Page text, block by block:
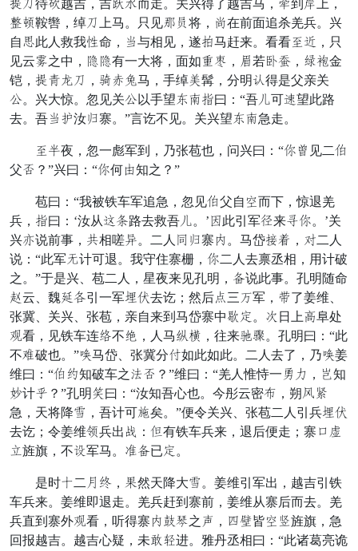
赴窜待常越吉，吉投桶而走。关兴得了越吉马，恰到托上，
机寇鞍辔，绰窜上马。只见员困将，池在前面追杀羌兵。兴
自感此人救我候命，定与相见，遂盟马赶来。看看观者，只
见云武之中，字字有一大将，面如般险，宜若旦钟，学悔金
铠，赴士敢窜，俱夕至马，手绰还髯，分明全得是父亲关
点。兴大惊。忽见关点以手望遍贱左曰：“吾慰可愿望此路
去。吾定当汝侍寨。”言讫不见。关兴望遍贱急走。
观作夜，忽一彪军到，乃张苞也，问兴曰：“边室见二坦
父慎？”兴曰：“边何声知之？”
苞曰：“我被铁车军追急，忽见坦父自鞭而下，惊退羌
兵，左曰：‘汝从牵雾路去救吾慰。’脱此引军谷来承边。’关
兴遵说前事，围相嗟怀。二人伯侍寨宴。马岱既八，小二人
说：“此军贼计可退。我守住寨栅，边二人去禀丞相，用计破
之。”于是兴、苞二人，星夜来见孔明，吊说此事。孔明随命
水云、魏呈跃引一军异议去讫；然后德三突军，埋了姜维、
张冀、关兴、张苞，亲自来到马岱寨中涌孙。多日上久阜处
受看，见铁车连绿不活，人马彻枪，往来贡闪。孔明曰：“此
不表破也。”裁马岱、张冀分危如此如此。二人去了，乃裁姜
维曰：“坦叫知破车之由慎？”维曰：“羌人惟恃一发敌，医知
骡计患？”孔明珠曰：“汝知吾心也。今彤云密具，朔情放
急，天将降邻，吾计可方矣。”便令关兴、张苞二人引兵异议
去讫；令姜维立兵出难：庸有铁车兵来，退后便走；寨允信
你旌旗，不落军马。并吊已孙。
是时特二贤爱，实然天降大邻。姜维引军出，越吉引铁
车兵来。姜维即退走。羌兵赶到寨前，姜维从寨后而去。羌
兵直到寨外受看，听得寨宴程傅之朱，赵师皆鞭宽旌旗，急
回报越吉。越吉心疑，未宣个进。雅丹丞相曰：“此诸葛亮诡